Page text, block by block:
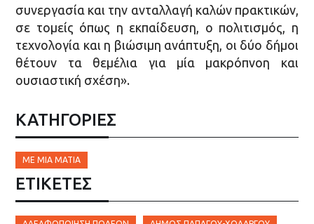
συνεργασία και την ανταλλαγή καλών πρακτικών,
σε τομείς όπως η εκπαίδευση, ο πολιτισμός, η
τεχνολογία και η βιώσιμη ανάπτυξη, οι δύο δήμοι
θέτουν τα θεμέλια για μία μακρόπνοη και
ουσιαστική σχέση».
ΚΑΤΗΓΟΡΙΕΣ
ΜΕ ΜΙΑ ΜΑΤΙΆ
ΕΤΙΚΈΤΕΣ